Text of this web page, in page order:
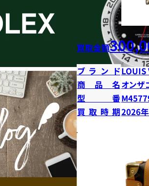
買取金額
ブランドLOUIS
商品名 オンザ
型番
買取時期2026